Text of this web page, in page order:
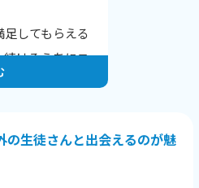
も上がっていることがわかる
やる気に繋がります。
してもらえる
けるうちにニ
り、生徒さん
んと話せること
しい発見も多
の生徒さんと出会えるのが魅